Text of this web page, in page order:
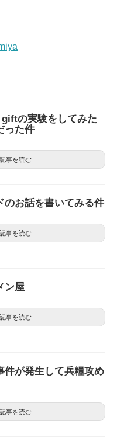
の実験をしてみた
った件
記事を読む
のお話を書いてみる件
記事を読む
ン屋
記事を読む
件が発生して兵糧攻め
記事を読む